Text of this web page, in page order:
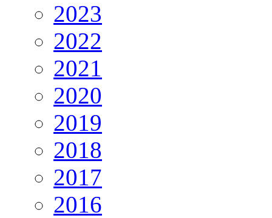
2023
2022
2021
2020
2019
2018
2017
2016